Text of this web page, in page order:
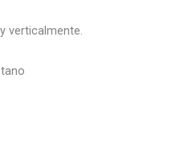
verticalmente.